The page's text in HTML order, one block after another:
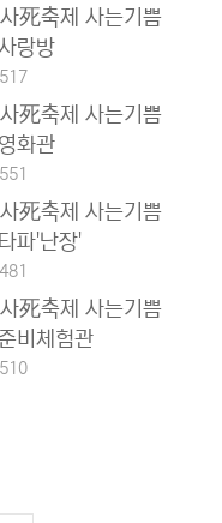
死축제 사는기쁨
랑방
死축제 사는기쁨
화관
死축제 사는기쁨
파'난장'
死축제 사는기쁨
비체험관